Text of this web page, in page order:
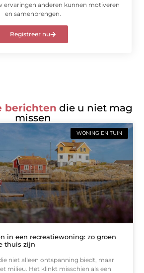
ervaringen anderen kunnen motiveren
en samenbrengen.
Registreer nu
berichten die u niet mag
missen
WONING EN TUIN
in een recreatiewoning: zo groen
thuis zijn
niet alleen ontspanning biedt, maar
milieu. Het klinkt misschien als een